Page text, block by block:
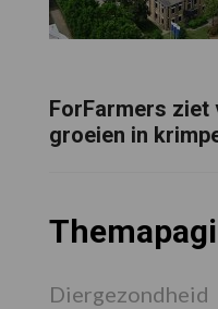
ForFarmers ziet
groeien in
Diergezondheid